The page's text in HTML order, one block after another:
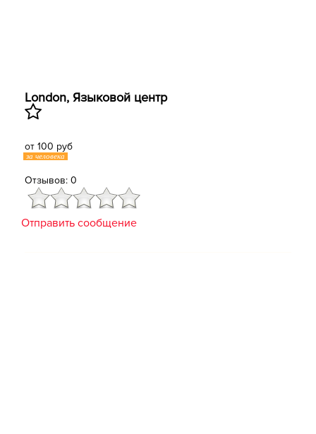
London, Языковой центр
от 100 руб
за человека
Отзывов: 0
Отправить сообщение